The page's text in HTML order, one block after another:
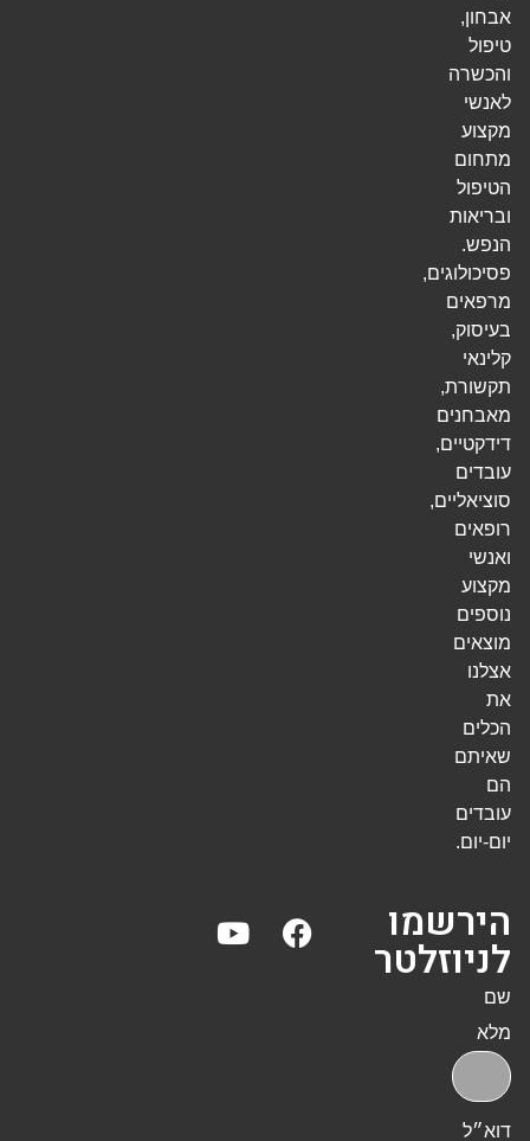
אבחון,
טיפול
והכשרה
לאנשי
מקצוע
מתחום
הטיפול
ובריאות
הנפש.
פסיכולוגים,
מרפאים
בעיסוק,
קלינאי
תקשורת,
מאבחנים
דידקטיים,
עובדים
סוציאליים,
רופאים
ואנשי
מקצוע
נוספים
מוצאים
אצלנו
את
הכלים
שאיתם
הם
עובדים
יום-יום.
הירשמו
לניוזלטר
שם
מלא
דוא״ל